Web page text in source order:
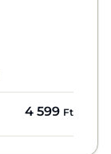
4 599 Ft